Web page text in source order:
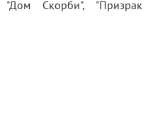
Скорби", "Призрак